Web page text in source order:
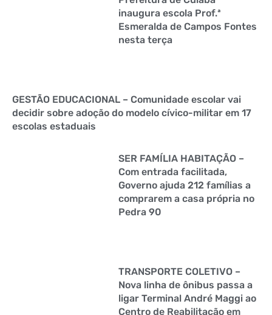
inaugura escola Prof.ª
Esmeralda de Campos Fontes
nesta terça
GESTÃO EDUCACIONAL – Comunidade escolar vai
decidir sobre adoção do modelo cívico-militar em 17
escolas estaduais
SER FAMÍLIA HABITAÇÃO –
Com entrada facilitada,
Governo ajuda 212 famílias a
comprarem a casa própria no
Pedra 90
TRANSPORTE COLETIVO –
Nova linha de ônibus passa a
ligar Terminal André Maggi ao
Centro de Reabilitação em